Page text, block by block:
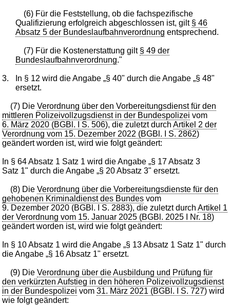
(6) Für die Feststellung, ob die fachspezifische
Qualifizierung erfolgreich abgeschlossen ist, gilt § 46
Absatz 5 der Bundeslaufbahnverordnung entsprechend.
(7) Für die Kostenerstattung gilt § 49 der
Bundeslaufbahnverordnung."
3.
In § 12 wird die Angabe „§ 40" durch die Angabe „§ 48"
ersetzt.
(7) DieVerordnung über den Vorbereitungsdienst für den
mittleren Polizeivollzugsdienst in der Bundespolizei vom
6. März 2020 (BGBl. I S. 506), die zuletzt durchArtikel 2 der
Verordnung vom 15. Dezember 2022 (BGBl. I S. 2862)
geändert worden ist, wird wie folgt geändert:
In § 64 Absatz 1 Satz 1 wird die Angabe „§ 17 Absatz 3
Satz 1" durch die Angabe „§ 20 Absatz 3" ersetzt.
(8) DieVerordnung über die Vorbereitungsdienste für den
gehobenen Kriminaldienst des Bundes vom
9. Dezember 2020 (BGBl. I S. 2883), die zuletzt durchArtikel 1
der Verordnung vom 15. Januar 2025 (BGBl. 2025 I Nr. 18)
geändert worden ist, wird wie folgt geändert:
In § 10 Absatz 1 wird die Angabe „§ 13 Absatz 1 Satz 1" durch
die Angabe „§ 16 Absatz 1" ersetzt.
(9) DieVerordnung über die Ausbildung und Prüfung für
den verkürzten Aufstieg in den höheren Polizeivollzugsdienst
in der Bundespolizei vom31. März 2021 (BGBl. I S. 727) wird
wie folgt geändert: